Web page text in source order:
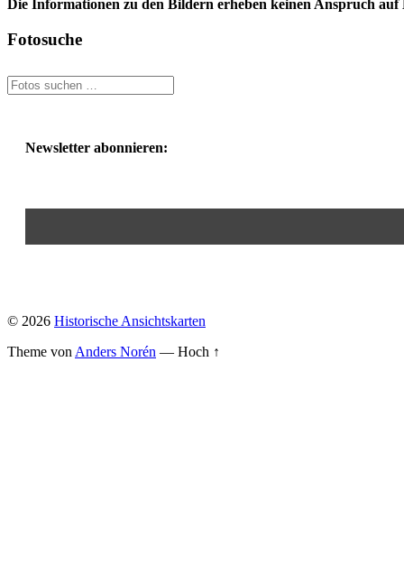
Die Informationen zu den Bildern erheben keinen Anspruch
Fotosuche
Newsletter abonnieren:
© 2026 Historische Ansichtskarten
Theme von Anders Norén — Hoch ↑